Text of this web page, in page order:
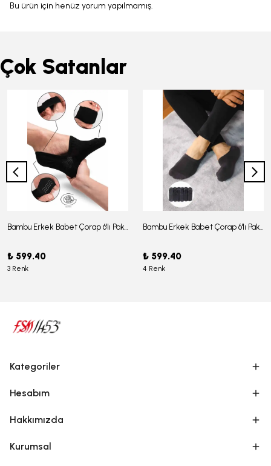
Bu ürün için henüz yorum yapılmamış.
Çok Satanlar
Bambu Erkek Babet Çorap 6'lı Paket - J-03
₺ 599.40
3 Renk
Bambu Erkek Babet Çorap 6'lı Paket -J-08
₺ 599.40
4 Renk
Kategoriler
Hesabım
Hakkımızda
Kurumsal